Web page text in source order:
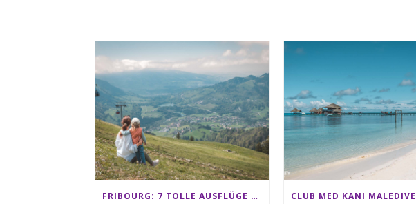
FRIBOURG: 7 TOLLE AUSFLÜGE FÜR FAMILIEN VON CHARMEY BIS LES PACCOTS